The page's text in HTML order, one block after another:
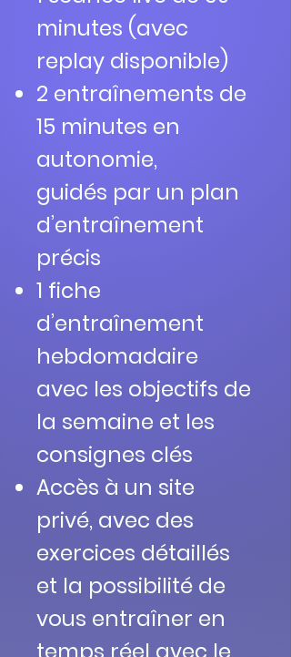
minutes (avec
replay disponible)
2 entraînements de
15 minutes en
autonomie,
guidés par un plan
d’entraînement
précis
1 fiche
d’entraînement
hebdomadaire
avec les objectifs de
la semaine et les
consignes clés
Accès à un site
privé, avec des
exercices détaillés
et la possibilité de
vous entraîner en